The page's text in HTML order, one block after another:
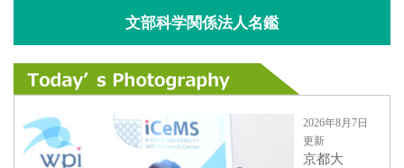
文部科学関係法人名鑑
2026年8月7日
更新
京都大